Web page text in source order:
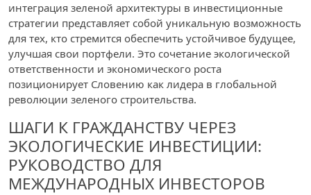
интеграция зеленой архитектуры в инвестиционные
стратегии представляет собой уникальную возможность
для тех, кто стремится обеспечить устойчивое будущее,
улучшая свои портфели. Это сочетание экологической
ответственности и экономического роста
позиционирует Словению как лидера в глобальной
революции зеленого строительства.
ШАГИ К ГРАЖДАНСТВУ ЧЕРЕЗ
ЭКОЛОГИЧЕСКИЕ ИНВЕСТИЦИИ:
РУКОВОДСТВО ДЛЯ
МЕЖДУНАРОДНЫХ ИНВЕСТОРОВ